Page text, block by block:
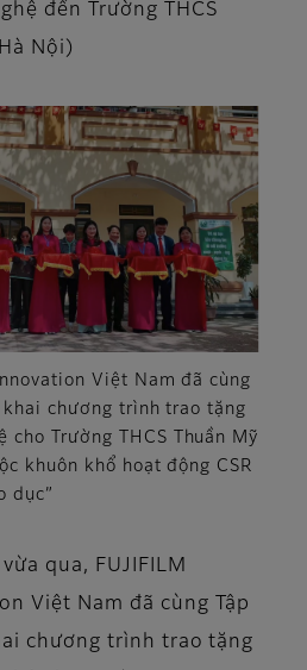
đến Trường THCS
Nội)
Việt Nam đã cùng
khai chương trình trao tặng
cho Trường THCS Thuần Mỹ
khuôn khổ hoạt động CSR
dục”
qua, FUJIFILM
Việt Nam đã cùng Tập
chương trình trao tặng